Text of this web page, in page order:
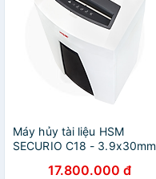
Máy hủy tài liệu HSM
SECURIO C18 - 3.9x30mm
17.800.000 đ